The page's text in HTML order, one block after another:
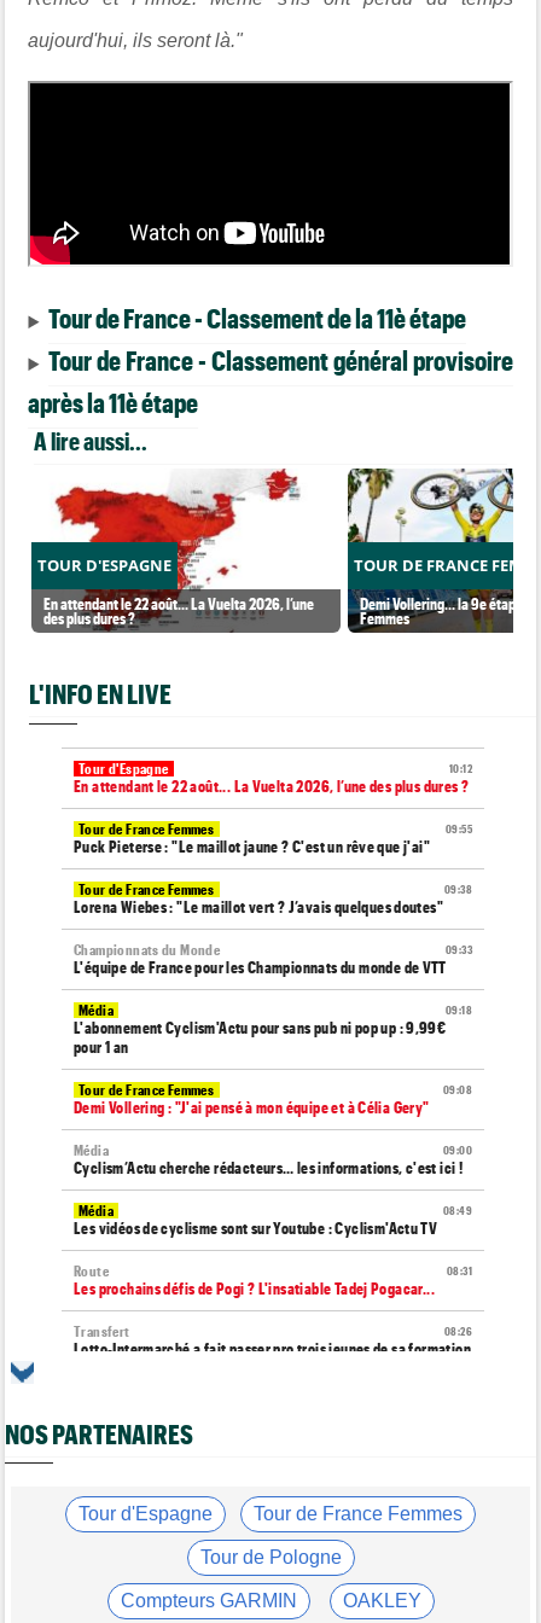
aujourd'hui, ils seront là."
Tour de France - Classement de la 11è étape
Tour de France - Classement général provisoire
après la 11è étape
A lire aussi...
TOUR D'ESPAGNE
En attendant le 22 août... La Vuelta 2026, l’une
des plus dures ?
TOUR DE FRANCE
Demi Vollering... la 9e étape et
Femmes
L'INFO EN LIVE
10:12
Tour d'Espagne
En attendant le 22 août... La Vuelta 2026, l’une des plus dures ?
09:55
Tour de France Femmes
Puck Pieterse : "Le maillot jaune ? C'est un rêve que j'ai"
09:38
Tour de France Femmes
Lorena Wiebes : "Le maillot vert ? J’avais quelques doutes"
09:33
Championnats du Monde
L'équipe de France pour les Championnats du monde de VTT
09:18
Média
L'abonnement Cyclism'Actu pour sans pub ni pop up : 9,99€
pour 1 an
09:08
Tour de France Femmes
Demi Vollering : "J'ai pensé à mon équipe et à Célia Gery"
09:00
Média
Cyclism’Actu cherche rédacteurs… les informations, c'est ici !
08:49
Média
Les vidéos de cyclisme sont sur Youtube : Cyclism'Actu TV
08:31
Route
Les prochains défis de Pogi ? L'insatiable Tadej Pogacar...
08:26
Transfert
Lotto-Intermarché a fait passer pro trois jeunes de sa formation
07:49
Route
Un espoir de 16 ans très lourdement blessé, percuté par une
Route
NOS PARTENAIRES
Tour d'Espagne Tour de France Femmes
Tour de Pologne
Compteurs GARMIN OAKLEY